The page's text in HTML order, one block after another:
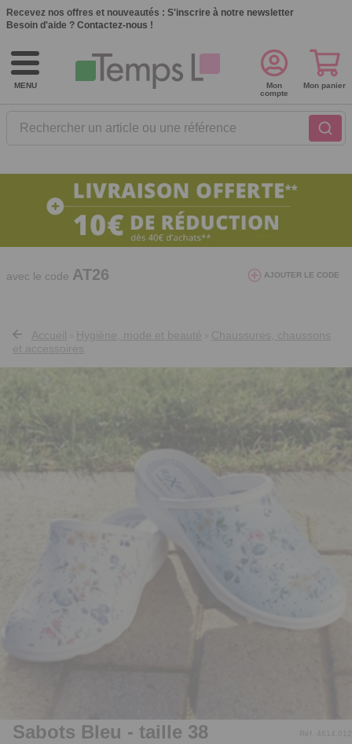
Recevez nos offres et nouveautés : S'inscrire à notre newsletter
Besoin d'aide ? Contactez-nous !
MENU
Rechercher un article ou une référence
Mon
compte
Mon panier
10€ de réduction dès 40€ d'achat. Offre
valable du 03/08/2026 au 12/08/2026.
avec le code AT26 AJOUTER LE CODE
Accueil Hygiène, mode et beauté
Chaussures, chaussons
et accessoires
Sabots Bleu - taille 38 Réf. 4614.012